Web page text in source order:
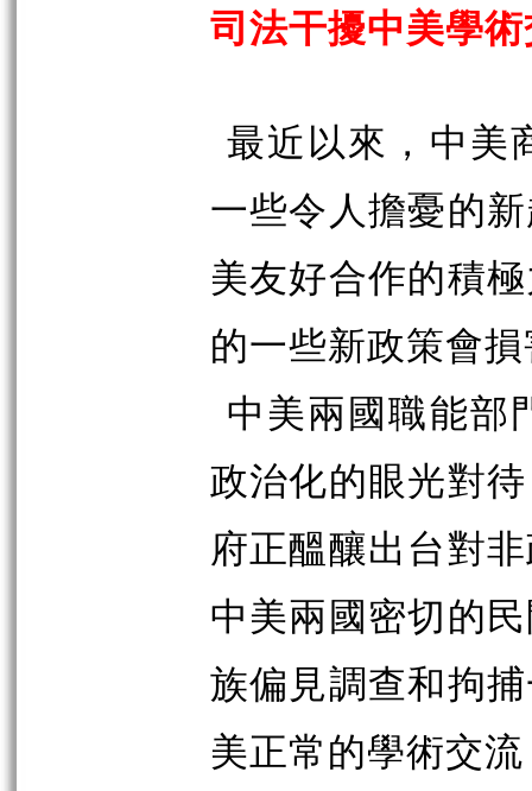
司法干擾中美學
最近以來，中美
一些令人擔憂的
美友好合作的積
的一些新政策會
中美兩國職能部
政治化的眼光對
府正醞釀出台對
中美兩國密切的
族偏見調查和拘
美正常的學術交